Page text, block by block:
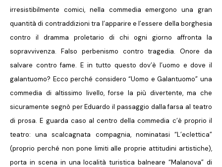
irresistibilmente comici, nella commedia emergono una gran
quantità di contraddizioni tra l’apparire e l’essere della borghesia
contro il dramma proletario di chi ogni giorno affronta la
sopravvivenza. Falso perbenismo contro tragedia. Onore da
salvare contro fame. E in tutto questo dov’è l’uomo e dove il
galantuomo? Ecco perché considero “Uomo e Galantuomo” una
commedia di altissimo livello, forse la più divertente, ma che
sicuramente segnò per Eduardo il passaggio dalla farsa al teatro
di prosa. E guarda caso al centro della commedia c’è proprio il
teatro: una scalcagnata compagnia, nominatasi “L’eclettica”
(proprio perché non pone limiti alle proprie attitudini artistiche),
porta in scena in una località turistica balneare “Malanova” di